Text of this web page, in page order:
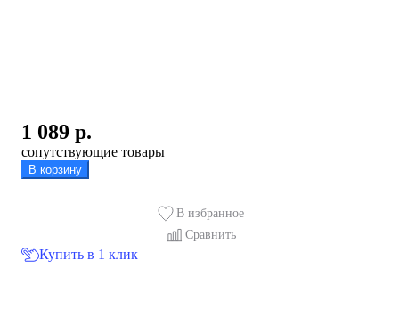
1 089 р.
сопутствующие товары
В корзину
В избранное
Сравнить
Купить в 1 клик